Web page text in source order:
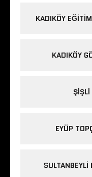
KADIKÖY
KADIKÖY
ŞIŞLI
EYÜP